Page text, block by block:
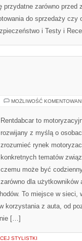
zarówno przed
do sprzedaży czy
i Testy i
MOŻLIWOŚĆ
Rentdabcar to
rozwijany z myślą o
zrozumieć rynek
konkretnych tematów
czemu może być
zarówno dla
To miejsce w
korzystania z auta, od
[…]
STYLISTKI